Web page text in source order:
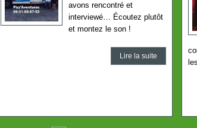
avons rencontré et
interviewé… Écoutez plutôt
et montez le son !
Lire la suite